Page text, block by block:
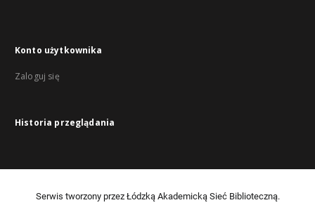
Konto użytkownika
Zaloguj się
Historia przeglądania
Serwis tworzony przez Łódzką Akademicką Sieć Biblioteczną.